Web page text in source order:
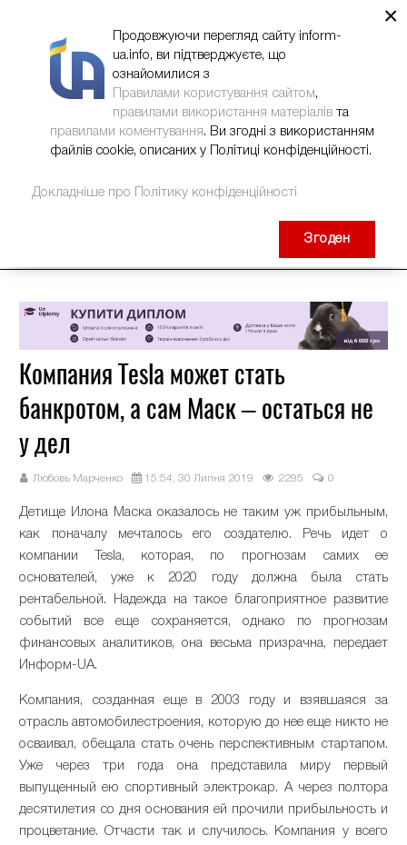
Компания Tesla может стать
банкротом, а сам Маск – остаться не
у дел
Любовь Марченко 15:54, 30 Липня 2019 2295 0
Детище Илона Маска оказалось не таким уж прибыльным,
как поначалу мечталось его создателю. Речь идет о
компании Teslа, которая, по прогнозам самих ее
основателей, уже к 2020 году должна была стать
рентабельной. Надежда на такое благоприятное развитие
событий все еще сохраняется, однако по прогнозам
финансовых аналитиков, она весьма призрачна, передает
Информ-UA.
Компания, созданная еще в 2003 году и взявшаяся за
отрасль автомобилестроения, которую до нее еще никто не
осваивал, обещала стать очень перспективным стартапом.
Уже через три года она представила миру первый
выпущенный ею спортивный электрокар. А через полтора
десятилетия со дня основания ей прочили прибыльность и
процветание. Отчасти так и случилось. Компания у всего
×
Продовжуючи перегляд сайту inform-
ua.info, ви підтверджуєте, що
ознайомилися з
Правилами користування сайтом,
правилами використання матеріалів та
правилами коментування. Ви згодні з використанням
файлів cookie, описаних у Політиці конфіденційності.
Докладніше про Політику конфіденційності
Згоден